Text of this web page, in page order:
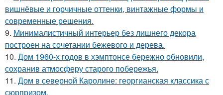
вишнёвые и горчичные оттенки, винтажные формы и
современные решения.
9. Минималистичный интерьер без лишнего декора
построен на сочетании бежевого и дерева.
10. Дом 1960-х годов в хэмптонсе бережно обновили,
сохранив атмосферу старого побережья.
11. Дом в северной Каролине: георгианская классика с
сюрпризом.